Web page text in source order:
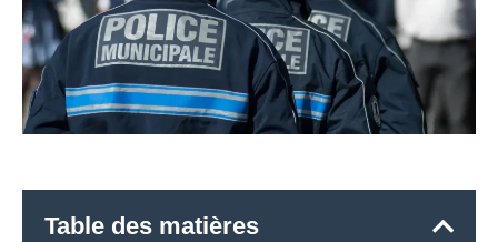
Table des matières